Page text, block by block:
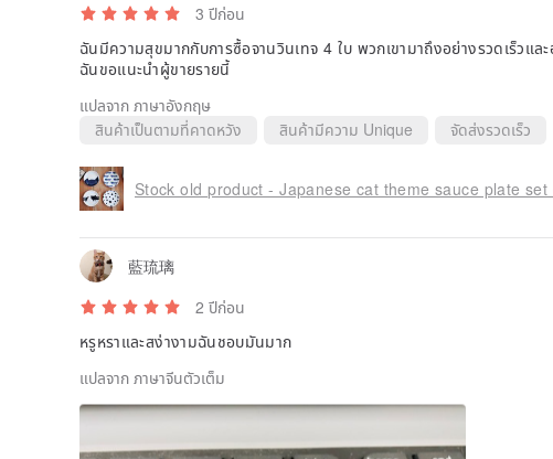
3 ปีก่อน
ฉันมีความสุขมากกับการซื้อจานวินเทจ 4 ใบ พวกเขามาถึงอย่างรวดเร็วแ
ฉันขอแนะนำผู้ขายรายนี้
แปลจาก ภาษาอังกฤษ
สินค้าเป็นตามที่คาดหวัง
สินค้ามีความ Unique จัดส่งรวดเร็ว
Stock old product - Japanese cat theme sauce plate set
藍琉璃
2 ปีก่อน
หรูหราและสง่างามฉันชอบมันมาก
แปลจาก ภาษาจีนตัวเต็ม